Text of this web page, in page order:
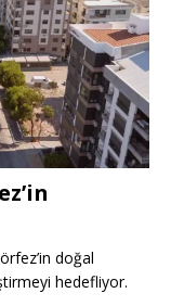
doğal
hedefliyor.